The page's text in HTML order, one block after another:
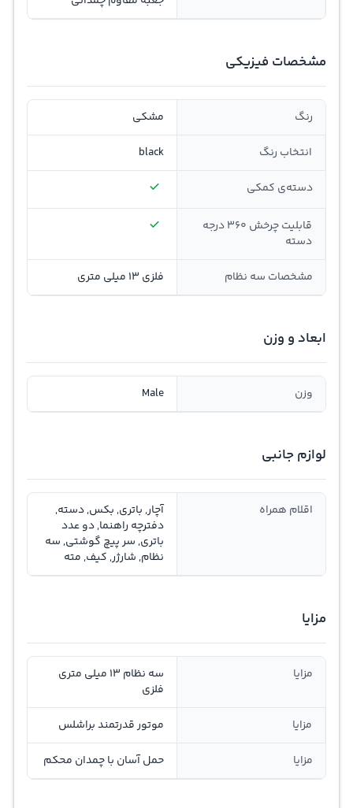
مشخصات فیزیکی
رنگ مشکی
انتخاب رنگ black
دسته‌ی کمکی
قابلیت چرخش 360 درجه
دسته
مشخصات سه نظام فلزی 13 میلی متری
ابعاد و وزن
وزن Male
لوازم جانبی
اقلام همراه
آچار, باتری, بکس, دسته,
دفترچه راهنما, دو عدد
باتری, سر پیچ گوشتی, سه
نظام, شارژر, کيف, مته
مزایا
مزایا
سه نظام 13 میلی متری
فلزی
مزایا موتور قدرتمند براشلس
مزایا حمل آسان با چمدان محکم